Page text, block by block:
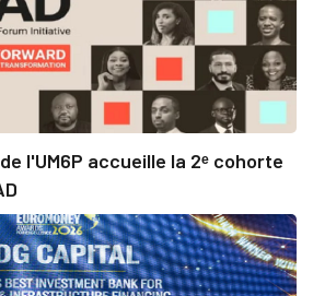
l'UM6P accueille la 2ᵉ cohorte